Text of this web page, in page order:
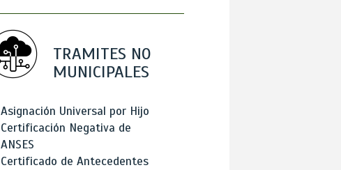
TRAMITES NO
MUNICIPALES
Asignación Universal por Hijo
Certificación Negativa de
ANSES
Certificado de Antecedentes